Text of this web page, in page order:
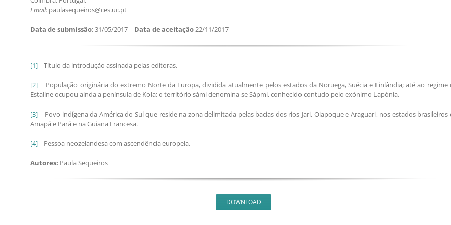
Email: paulasequeiros@ces.uc.pt
Data de submissão: 31/05/2017 | Data de aceitação 22/11/2017
[1] Título da introdução assinada pelas editoras.
[2] População originária do extremo Norte da Europa, dividida atualmente pelos estados da Noruega, Suécia e Finlândia; até ao regime
Estaline ocupou ainda a península de Kola; o território sámi denomina-se Sápmi, conhecido contudo pelo exónimo Lapónia.
[3] Povo indígena da América do Sul que reside na zona delimitada pelas bacias dos rios Jari, Oiapoque e Araguari, nos estados brasileiros
Amapá e Pará e na Guiana Francesa.
[4] Pessoa neozelandesa com ascendência europeia.
Autores: Paula Sequeiros
DOWNLOAD